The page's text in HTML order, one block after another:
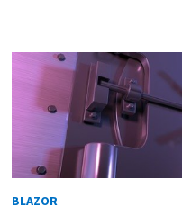
BLAZOR